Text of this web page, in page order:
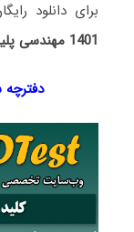
برای دانلود
1401 مهندسی پلیمر
دفترچه